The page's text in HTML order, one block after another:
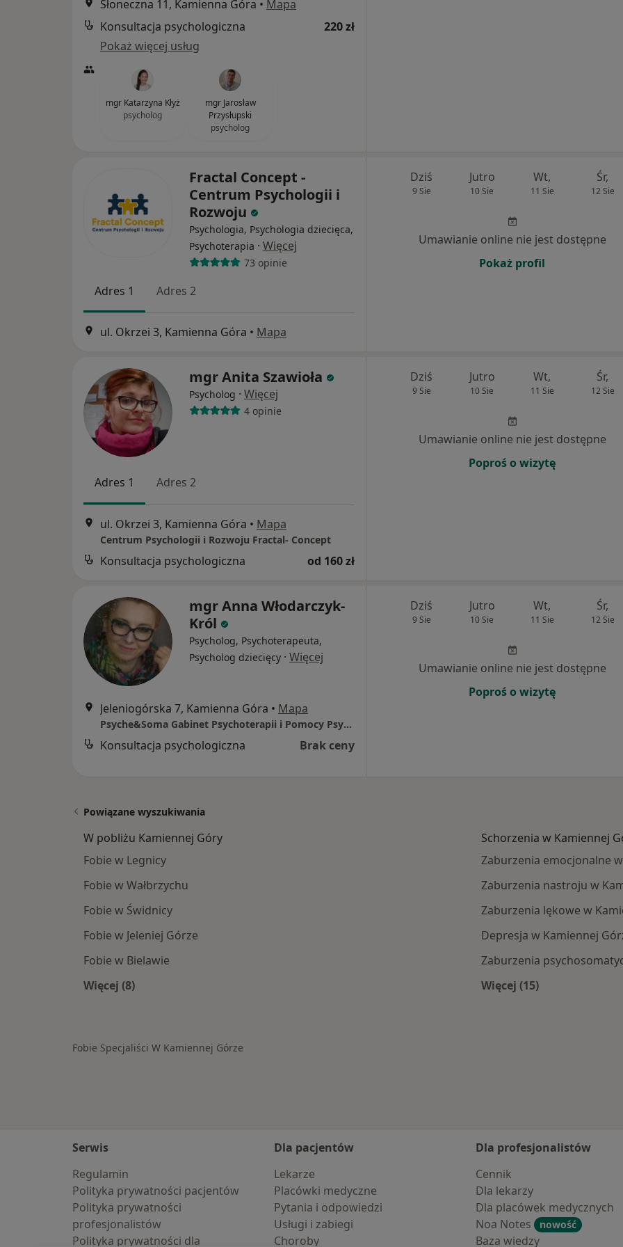
Słoneczna 11, Kamienna Góra • Mapa
Konsultacja psychologiczna
220 zł
Pokaż więcej usług
mgr Katarzyna Kłyż
psycholog
mgr Jarosław
Przysłupski
psycholog
Fractal Concept -
Centrum Psychologii i
Rozwoju
Psychologia, Psychologia dziecięca,
Psychoterapia · Więcej
73 opinie
Adres 1 Adres 2
ul. Okrzei 3, Kamienna Góra • Mapa
Dziś
9 Sie
Jutro
10 Sie
Wt,
11 Sie
Śr,
12 Sie
Umawianie online nie jest dostępne
Pokaż profil
mgr Anita Szawioła
Psycholog · Więcej
4 opinie
Adres 1 Adres 2
ul. Okrzei 3, Kamienna Góra • Mapa
Centrum Psychologii i Rozwoju Fractal- Concept
Konsultacja psychologiczna od 160 zł
Dziś
9 Sie
Jutro
10 Sie
Wt,
11 Sie
Śr,
12 Sie
Umawianie online nie jest dostępne
Poproś o wizytę
mgr Anna Włodarczyk-
Król
Psycholog, Psychoterapeuta,
Psycholog dziecięcy · Więcej
Jeleniogórska 7, Kamienna Góra • Mapa
Psyche&Soma Gabinet Psychoterapii i Pomocy Psychologicznej
Konsultacja psychologiczna Brak ceny
Dziś
9 Sie
Jutro
10 Sie
Wt,
11 Sie
Śr,
12 Sie
Umawianie online nie jest dostępne
Poproś o wizytę
Powiązane wyszukiwania
W pobliżu Kamiennej Góry
Fobie w Legnicy
Fobie w Wałbrzychu
Fobie w Świdnicy
Fobie w Jeleniej Górze
Fobie w Bielawie
Więcej (8)
Schorzenia w Kamiennej
Zaburzenia emocjonalne
Zaburzenia nastroju w
Zaburzenia lękowe w
Depresja w Kamiennej
Zaburzenia
Więcej (15)
Fobie Specjaliści W Kamiennej Górze
Serwis
Regulamin
Polityka prywatności pacjentów
Polityka prywatności
profesjonalistów
Polityka prywatności dla
Dla pacjentów
Lekarze
Placówki medyczne
Pytania i odpowiedzi
Usługi i zabiegi
Choroby
Dla profesjonalistów
Cennik
Dla lekarzy
Dla placówek medycznych
Noa Notes
nowość
Baza wiedzy